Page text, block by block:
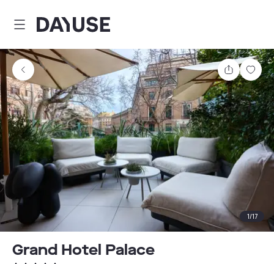
Dayuse
Partager
1/17
Grand Hotel Palace